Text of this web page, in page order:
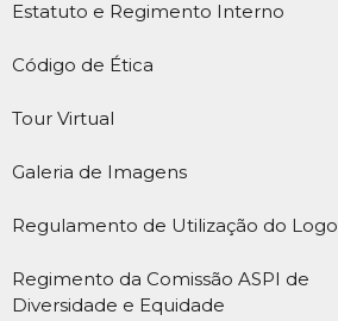
Estatuto e Regimento Interno
Código de Ética
Tour Virtual
Galeria de Imagens
Regulamento de Utilização do Logo
Regimento da Comissão ASPI de
Diversidade e Equidade